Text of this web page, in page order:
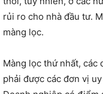
rủi ro cho nhà đầu tư.
màng lọc.
Màng lọc thứ nhất, các
phải được các đơn vị